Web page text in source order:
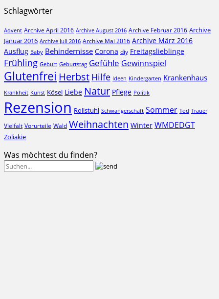
Schlagwörter
Advent Archive April 2016 Archive August 2016 Archive Februar 2016 Archive
Januar 2016 Archive Juli 2016 Archive Mai 2016 Archive März 2016
Ausflug Baby Behindernisse Corona diy Freitagslieblinge
Frühling Geburt Geburtstag Gefühle Gewinnspiel
Glutenfrei Herbst Hilfe Ideen Kindergarten Krankenhaus
Krankheit Kunst Kösel Liebe Natur Pflege Politik
Rezension Rollstuhl Schwangerschaft Sommer Tod Trauer
Vielfalt Vorurteile Wald Weihnachten Winter WMDEDGT
Zöliakie
Was möchtest du finden?